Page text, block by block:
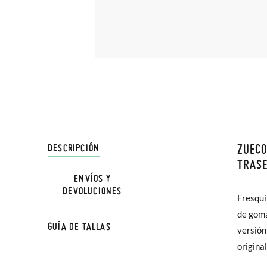
DESCRIPCIÓN
de
ENVÍOS Y
DEVOLUCIONES
En
hasta
poco
En
Sólo
GUÍA DE TALLAS
la